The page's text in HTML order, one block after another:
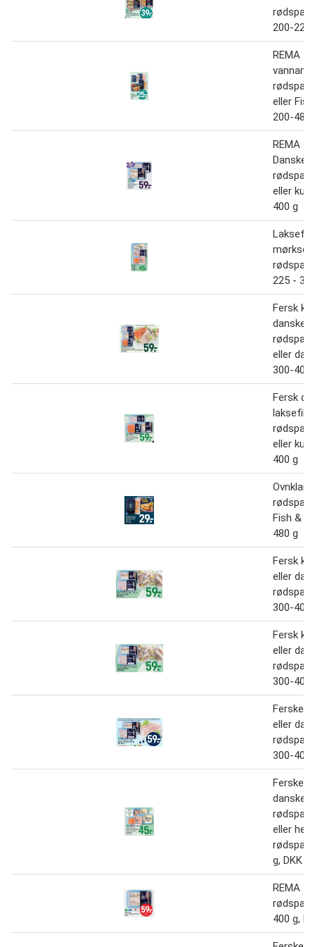
200-225
REMA
eller
200-480
REMA
Danske
eller
400 g
225 -
Fersk
danske
eller
300-400
Fersk
eller
400 g
Fish &
480 g
Fersk
eller
300-400
Fersk
eller
300-400
Ferske
eller
300-400
Ferske
danske
eller
g, DKK
REMA
400 g,